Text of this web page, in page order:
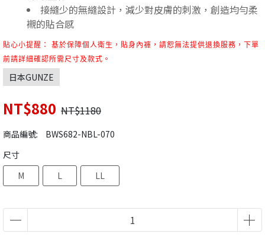
接縫少的無縫設計，減少對皮膚的刺激，創造均勻柔
襯的貼合感
貼心小提醒： 基於保障個人衛生，貼身內褲，請恕無法提供退換服務，下單
前請詳細確認所需尺寸及款式。
日本GUNZE
NT$880 NT$1180
商品編號:
BWS682-NBL-070
尺寸
M
L LL